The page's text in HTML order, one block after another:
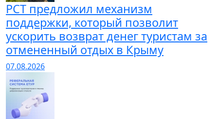
РСТ предложил механизм
поддержки, который позволит
ускорить возврат денег туристам за
отмененный отдых в Крыму
07.08.2026